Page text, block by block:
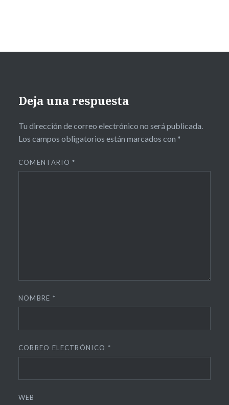
Deja una respuesta
Tu dirección de correo electrónico no será publicada.
Los campos obligatorios están marcados con *
COMENTARIO*
NOMBRE *
CORREO ELECTRÓNICO *
WEB